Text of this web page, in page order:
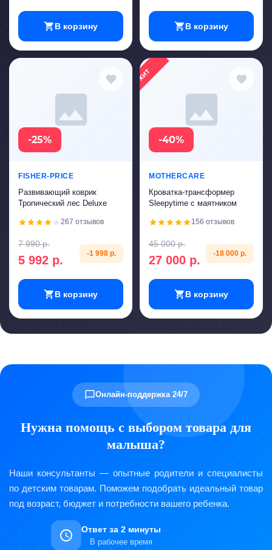
В корзину В корзину
-25%
FISHER-PRICE
Развивающий коврик
Тропический лес Deluxe
267 отзывов
7 990 р.
5 992 р.
-1 998 р.
В корзину
ХИТ
-40%
MOTHERCARE
Кроватка-трансформер
Sleepytime с маятником
156 отзывов
45 000 р.
27 000 р.
-18 000 р.
В корзину
Онлайн-поддержка 24/7
Нужна помощь с выбором товара для
малыша?
Наши консультанты — опытные родители и специалисты
по детским товарам. Поможем подобрать идеальный товар
под возраст, бюджет и потребности вашего ребенка.
Ответ за 2 минуты
В рабочее время